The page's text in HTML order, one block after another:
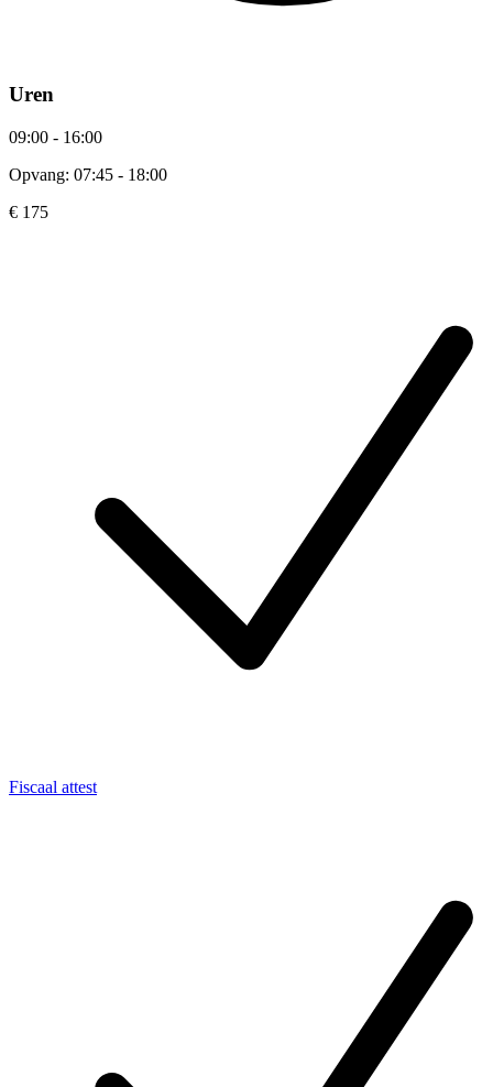
Uren
09:00 - 16:00
Opvang: 07:45 - 18:00
€ 175
Fiscaal attest